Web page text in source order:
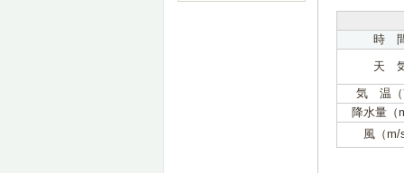
時
天
気 温
降水量（
風（m/